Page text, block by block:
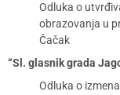
Odluka o
obrazovanja u
Čačak
“Sl. glasnik grada
Odluka o